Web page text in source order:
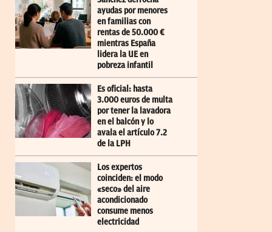
ayudas por menores
en familias con
rentas de 50.000 €
mientras España
lidera la UE en
pobreza infantil
Es oficial: hasta
3.000 euros de multa
por tener la lavadora
en el balcón y lo
avala el artículo 7.2
de la LPH
Los expertos
coinciden: el modo
«seco» del aire
acondicionado
consume menos
electricidad